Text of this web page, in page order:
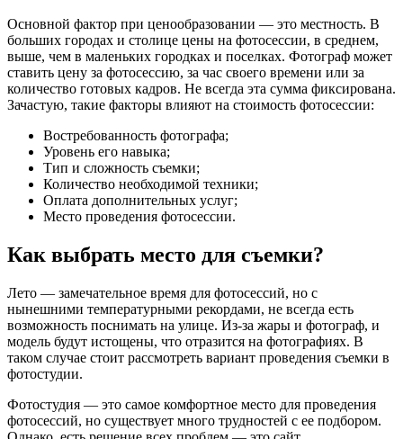
Основной фактор при ценообразовании — это местность. В
больших городах и столице цены на фотосессии, в среднем,
выше, чем в маленьких городках и поселках. Фотограф может
ставить цену за фотосессию, за час своего времени или за
количество готовых кадров. Не всегда эта сумма фиксирована.
Зачастую, такие факторы влияют на стоимость фотосессии:
Востребованность фотографа;
Уровень его навыка;
Тип и сложность съемки;
Количество необходимой техники;
Оплата дополнительных услуг;
Место проведения фотосессии.
Как выбрать место для съемки?
Лето — замечательное время для фотосессий, но с
нынешними температурными рекордами, не всегда есть
возможность поснимать на улице. Из-за жары и фотограф, и
модель будут истощены, что отразится на фотографиях. В
таком случае стоит рассмотреть вариант проведения съемки в
фотостудии.
Фотостудия — это самое комфортное место для проведения
фотосессий, но существует много трудностей с ее подбором.